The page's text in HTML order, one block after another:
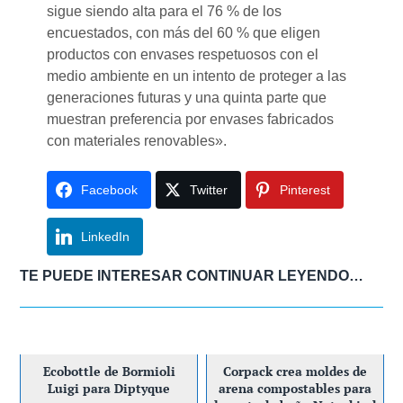
sigue siendo alta para el 76 % de los
encuestados, con más del 60 % que eligen
productos con envases respetuosos con el
medio ambiente en un intento de proteger a las
generaciones futuras y una quinta parte que
muestran preferencia por envases fabricados
con materiales renovables».
Facebook Twitter Pinterest
LinkedIn
TE PUEDE INTERESAR CONTINUAR LEYENDO…
Ecobottle de Bormioli
Luigi para Diptyque
Corpack crea moldes de
arena compostables para